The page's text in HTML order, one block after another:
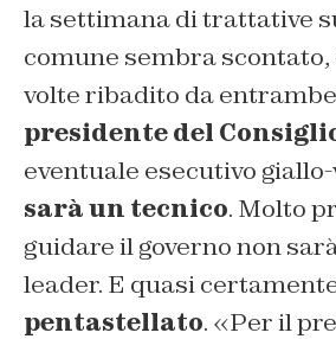
la settimana di trattative
comune sembra scontato,
volte ribadito da
presidente del
eventuale esecutivo
sarà un tecnico. Molto
guidare il governo non
leader. E quasi
pentastellato. «Per il